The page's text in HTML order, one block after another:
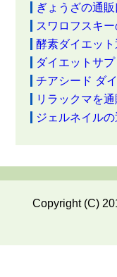
ぎょうざの通
スワロフスキ
酵素ダイエッ
ダイエットサ
チアシード ダ
リラックマを
ジェルネイル
Copyright (C)